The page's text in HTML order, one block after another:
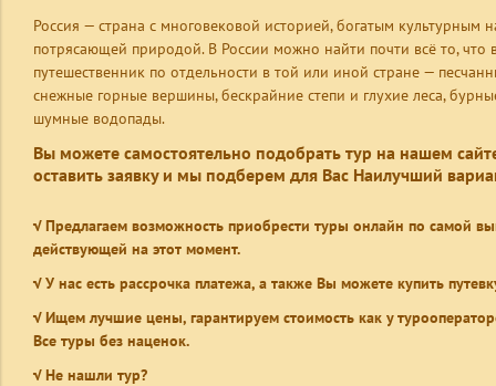
ВИЗЫ
КОНТАКТЫ
Россия — страна с многовековой историей, богатым культурным
потрясающей природой. В России можно найти почти всё то, что
путешественник по отдельности в той или иной стране —
снежные горные вершины, бескрайние степи и глухие леса,
шумные водопады.
Вы можете самостоятельно подобрать тур на нашем
оставить заявку и мы подберем для Вас Наилучший
√ Предлагаем возможность приобрести туры онлайн по самой
действующей на этот момент.
√ У нас есть рассрочка платежа, а также Вы можете купить
√ Ищем лучшие цены, гарантируем стоимость как у
Все туры без наценок.
√ Не нашли тур?